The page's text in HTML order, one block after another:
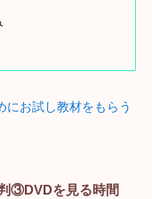
にお試し教材をもらう
③DVDを見る時間